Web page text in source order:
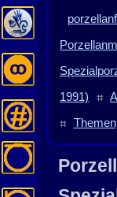
1991) ⌗
⌗